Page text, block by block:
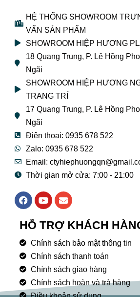
HỆ THỐNG SHOWROOM
VẤN SẢN PHẨM
SHOWROOM HIỆP HƯƠNG
18 Quang Trung, P. Lê Hồng
Ngãi
SHOWROOM HIỆP HƯƠNG
TRANG TRÍ
17 Quang Trung, P. Lê Hồng
Ngãi
Điện thoại: 0935 678 522
Zalo: 0935 678 522
Email:
Thời gian mở cửa: 7:00 - 21:00
F
a
e
b
o
o
k
Y
o
t
u
b
e
E
n
e
l
o
p
e
HỖ TRỢ KHÁCH
Chính sách bảo mật thông tin
Chính sách thanh toán
Chính sách giao hàng
Chính sách hoàn và trả hàng